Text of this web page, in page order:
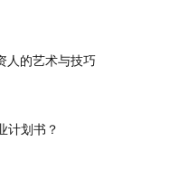
人的艺术与技巧
计划书？